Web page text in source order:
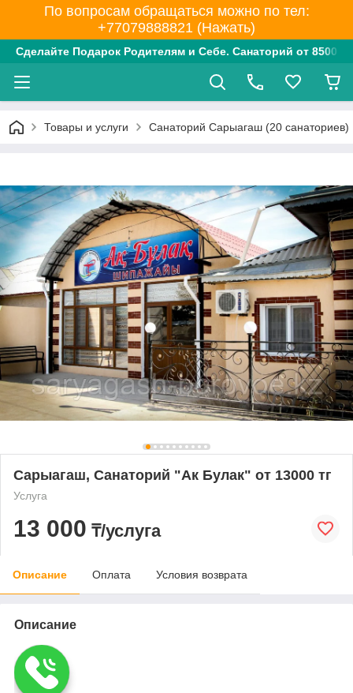
По вопросам обращаться можно по тел:
+77079888821 (Нажать)
Сделайте Подарок Родителям и Себе. Санаторий от 8500 тг
Товары и услуги Санаторий Сарыагаш (20 санаториев)
Сарыагаш, Санаторий "Ак Булак" от 13000 тг
Услуга
13 000 ₸/услуга
Описание Оплата Условия возврата
Описание